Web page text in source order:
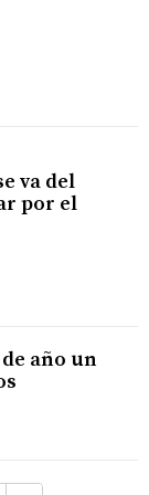
va del
por el
año un